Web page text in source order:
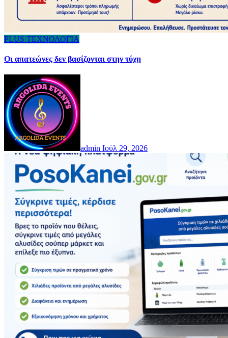
PLUS ΤΕΧΝΟΛΟΓΙΑ
Οι απατεώνες δεν βασίζονται στην τύχη
admin Ιούλ 29, 2026